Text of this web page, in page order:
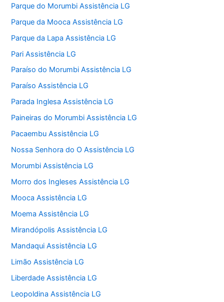
Parque do Morumbi Assistência LG
Parque da Mooca Assistência LG
Parque da Lapa Assistência LG
Pari Assistência LG
Paraíso do Morumbi Assistência LG
Paraíso Assistência LG
Parada Inglesa Assistência LG
Paineiras do Morumbi Assistência LG
Pacaembu Assistência LG
Nossa Senhora do O Assistência LG
Morumbi Assistência LG
Morro dos Ingleses Assistência LG
Mooca Assistência LG
Moema Assistência LG
Mirandópolis Assistência LG
Mandaqui Assistência LG
Limão Assistência LG
Liberdade Assistência LG
Leopoldina Assistência LG